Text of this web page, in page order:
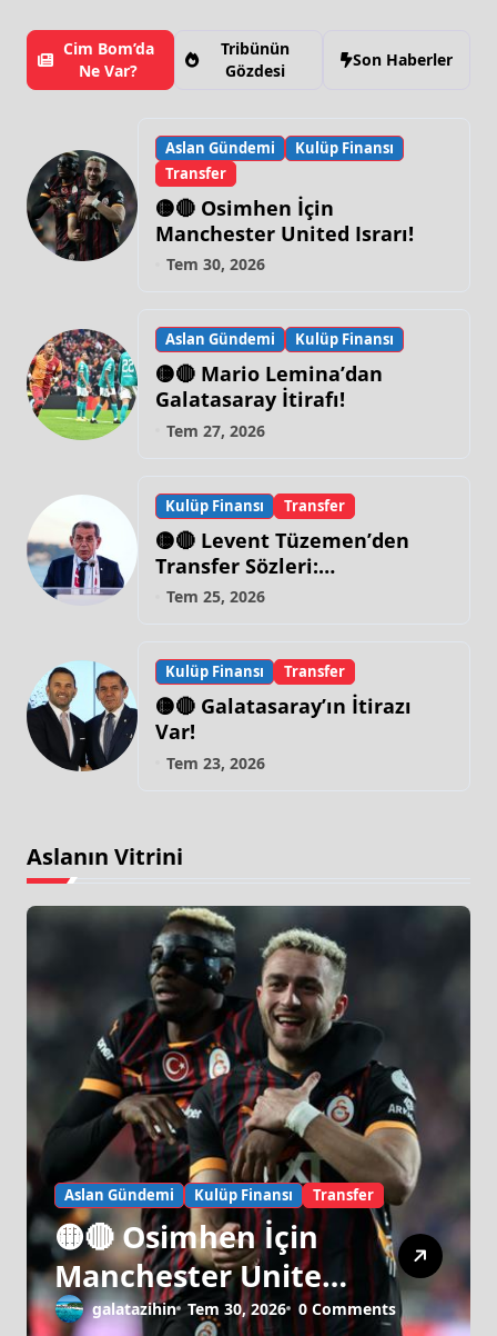
Cim Bom’da
Ne Var?
Tribünün
Gözdesi
Son Haberler
Aslan Gündemi
Kulüp Finansı
Transfer
🟡🔴 Osimhen İçin
Manchester United Israrı!
Tem 30, 2026
Aslan Gündemi Kulüp Finansı
🟡🔴 Mario Lemina’dan
Galatasaray İtirafı!
Tem 27, 2026
Kulüp Finansı Transfer
🟡🔴 Levent Tüzemen’den
Transfer Sözleri:
“Galatasaray’ın Zirve
Tem 25, 2026
Kulüp Finansı Transfer
🟡🔴 Galatasaray’ın İtirazı
Var!
Tem 23, 2026
Aslanın Vitrini
Aslan Gündemi Kulüp Finansı Transfer
🟡🔴 Osimhen İçin
Manchester United
Israrı!
galatazihin Tem 30, 2026 0 Comments